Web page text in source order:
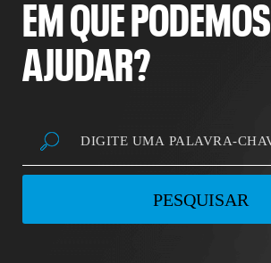
EM QUE PODEMOS
AJUDAR?
PESQUISAR